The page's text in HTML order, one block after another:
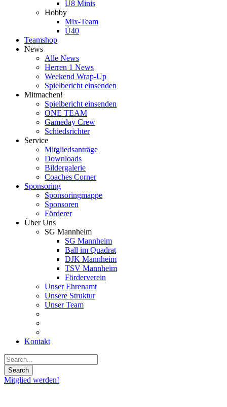
U8 Minis
Hobby
Mix-Team
Ü40
Teamshop
News
Alle News
Herren 1 News
Weekend Wrap-Up
Spielbericht einsenden
Mitmachen!
Spielbericht einsenden
ONE TEAM
Gameday Crew
Schiedsrichter
Service
Mitgliedsanträge
Downloads
Bildergalerie
Coaches Corner
Sponsoring
Sponsoringmappe
Sponsoren
Förderer
Über Uns
SG Mannheim
SG Mannheim
Ball im Quadrat
DJK Mannheim
TSV Mannheim
Förderverein
Unser Ehrenamt
Unsere Struktur
Unser Team
Kontakt
Mitglied werden!